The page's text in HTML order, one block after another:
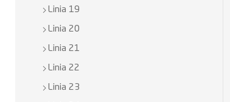
Linia 19
Linia 20
Linia 21
Linia 22
Linia 23